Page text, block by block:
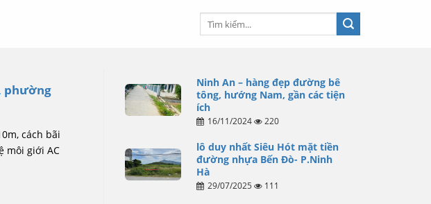
phường
cách bãi
môi giới AC
Ninh An – hàng đẹp đường bê
tông, hướng Nam, gần các tiện
ích
16/11/2024 220
lô duy nhất Siêu Hót mặt tiền
đường nhựa Bến Đò- P.Ninh
Hà
29/07/2025 111